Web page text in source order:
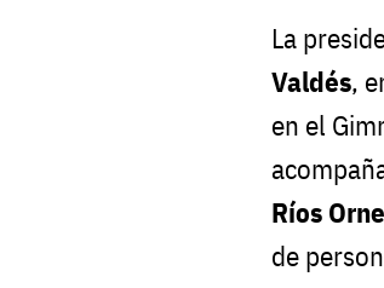
La
Valdés,
en el
Ríos
de